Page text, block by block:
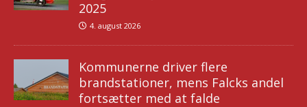
2025
4. august 2026
Kommunerne driver flere
brandstationer, mens Falcks andel
fortsætter med at falde